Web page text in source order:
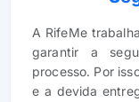
A RifeMe
garantir a
processo. Por
e a devida